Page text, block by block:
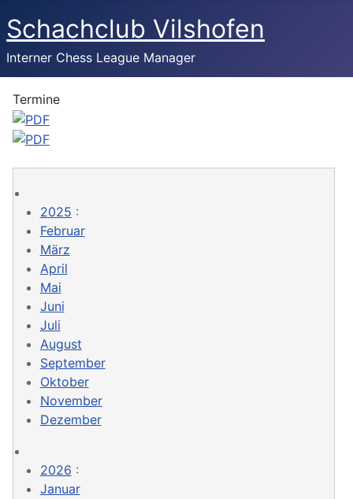
Schachclub Vilshofen
Interner Chess League Manager
Termine
2025 :
Februar
März
April
Mai
Juni
Juli
August
September
Oktober
November
Dezember
2026 :
Januar